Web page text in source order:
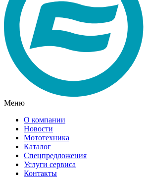
Меню
О компании
Новости
Мототехника
Каталог
Спецпредложения
Услуги сервиса
Контакты